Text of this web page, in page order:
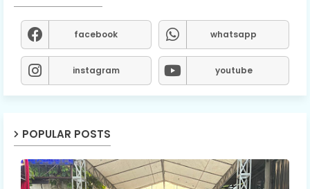
facebook whatsapp
instagram youtube
POPULAR POSTS